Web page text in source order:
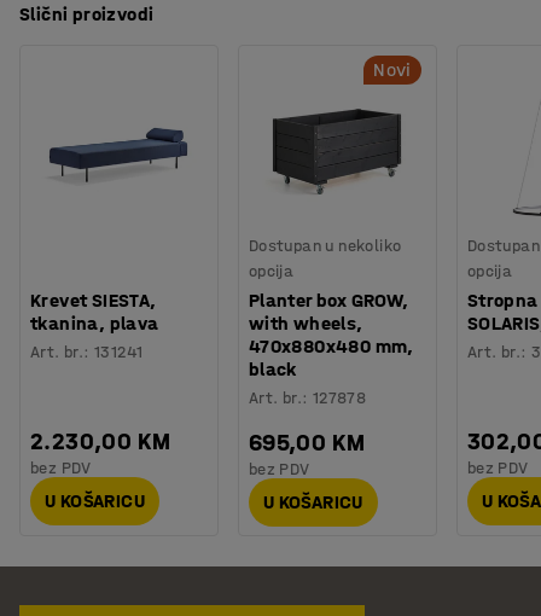
Slični proizvodi
Krevet SIESTA,
tkanina, plava
Art. br.:131241
2.230,00 KM
bez PDV
U KOŠARICU
Novi
Dostupan u nekoliko
opcija
Planter box GROW,
with wheels,
470x880x480 mm,
black
Art. br.: 127878
695,00 KM
bez PDV
U KOŠARICU
opcija
Art. br.:
bez PDV
U